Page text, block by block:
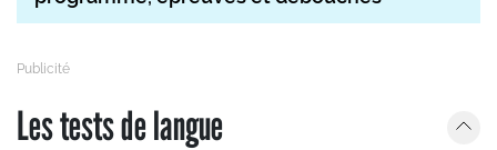
Les tests de langue